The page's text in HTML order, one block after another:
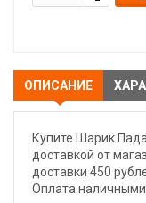
ОПИСАНИЕ
Купите Шарик
доставкой от
доставки 450
Оплата наличными